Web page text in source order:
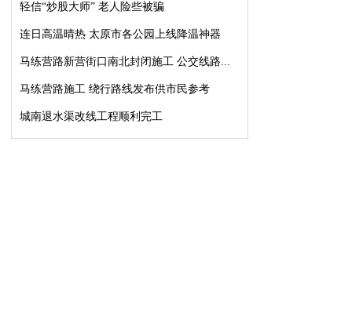
轻信“炒股大师” 老人险些被骗
连日高温晴热 太原市各公园上线降温神器
马练营路新营街口南北封闭施工 公交线路...
马练营路施工 绕行路线发布供市民参考
城南退水渠改线工程顺利完工